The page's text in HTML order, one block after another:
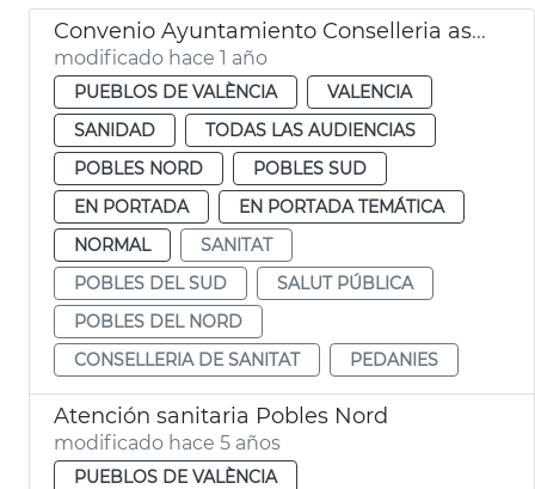
Convenio Ayuntamiento Conselleria asistencia médica pedanías València
modificado hace 1 año
PUEBLOS DE VALÈNCIA
VALENCIA
SANIDAD
TODAS LAS AUDIENCIAS
POBLES NORD
POBLES SUD
EN PORTADA
EN PORTADA TEMÁTICA
NORMAL
SANITAT
POBLES DEL SUD
SALUT PÚBLICA
POBLES DEL NORD
CONSELLERIA DE SANITAT
PEDANIES
Atención sanitaria Pobles Nord
modificado hace 5 años
PUEBLOS DE VALÈNCIA